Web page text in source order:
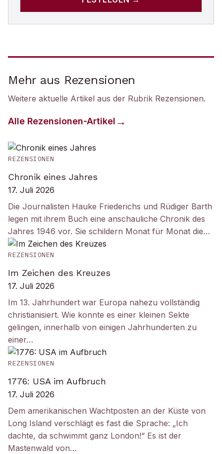
Mehr aus Rezensionen
Weitere aktuelle Artikel aus der Rubrik Rezensionen.
Alle Rezensionen-Artikel
REZENSIONEN
Chronik eines Jahres
17. Juli 2026
Die Journalisten Hauke Friederichs und Rüdiger Barth
legen mit ihrem Buch eine anschauliche Chronik des
Jahres 1946 vor. Sie schildern Monat für Monat die…
REZENSIONEN
Im Zeichen des Kreuzes
17. Juli 2026
Im 13. Jahrhundert war Europa nahezu vollständig
christianisiert. Wie konnte es einer kleinen Sekte
gelingen, innerhalb von einigen Jahrhunderten zu
einer…
REZENSIONEN
1776: USA im Aufbruch
17. Juli 2026
Dem amerikanischen Wachtposten an der Küste von
Long Island verschlägt es fast die Sprache: „Ich
dachte, da schwimmt ganz London!“ Es ist der
Mastenwald von…